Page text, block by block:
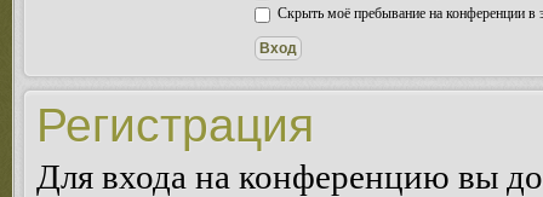
Скрыть моё пребывание на конференции в
Регистрация
Для входа на конференцию вы